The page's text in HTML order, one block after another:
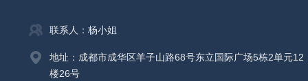
联系人：杨小姐
地址：成都市成华区羊子山路68号东立国际广场5栋2单元12
楼26号